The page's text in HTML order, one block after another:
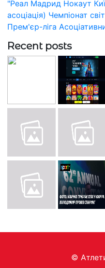
"Реал Мадрид Нокаут
асоціація) Чемпіонат
Прем'єр-ліга
Recent posts
©